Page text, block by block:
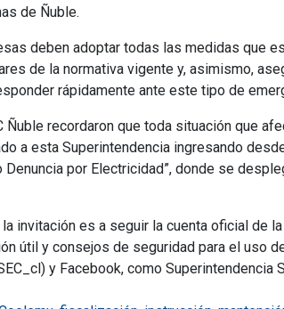
de Ñuble.
deben adoptar todas las medidas que
de la normativa vigente y, asimismo,
rápidamente ante este tipo de
Ñuble recordaron que toda situación que
a esta Superintendencia ingresando
Denuncia por Electricidad”, donde se
invitación es a seguir la cuenta oficial de
útil y consejos de seguridad para el uso
y Facebook, como Superintendencia